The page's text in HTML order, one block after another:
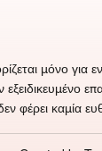
μόνο για
φέρει καμία